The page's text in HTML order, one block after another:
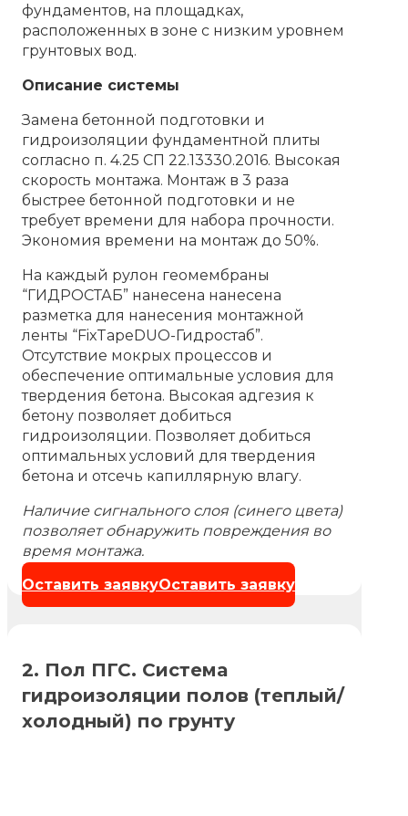
фундаментов, на площадках,
расположенных в зоне с низким уровнем
грунтовых вод.
Описание системы
Замена бетонной подготовки и
гидроизоляции фундаментной плиты
согласно п. 4.25 СП 22.13330.2016. Высокая
скорость монтажа. Монтаж в 3 раза
быстрее бетонной подготовки и не
требует времени для набора прочности.
Экономия времени на монтаж до 50%.
На каждый рулон геомембраны
“ГИДРОСТАБ” нанесена нанесена
разметка для нанесения монтажной
ленты “FixTapeDUO-Гидростаб”.
Отсутствие мокрых процессов и
обеспечение оптимальные условия для
твердения бетона. Высокая адгезия к
бетону позволяет добиться
гидроизоляции. Позволяет добиться
оптимальных условий для твердения
бетона и отсечь капиллярную влагу.
Наличие сигнального слоя (синего цвета)
позволяет обнаружить повреждения во
время монтажа.
Оставить заявкуОставить заявку
2. Пол ПГС. Система
гидроизоляции полов (теплый/
холодный) по грунту